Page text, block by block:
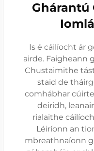
Ghárantú
Is é cáilíocht ár
airde. Faigheann
Chustaimithe
staid de
comhábhar
deiridh,
rialaithe
Léiríonn an
mbreathnaíonn